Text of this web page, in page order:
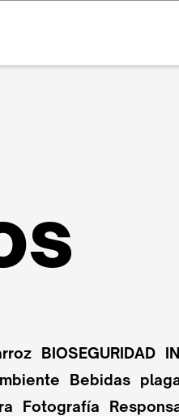
BIOSEGURIDAD
Bebidas
Fotografía